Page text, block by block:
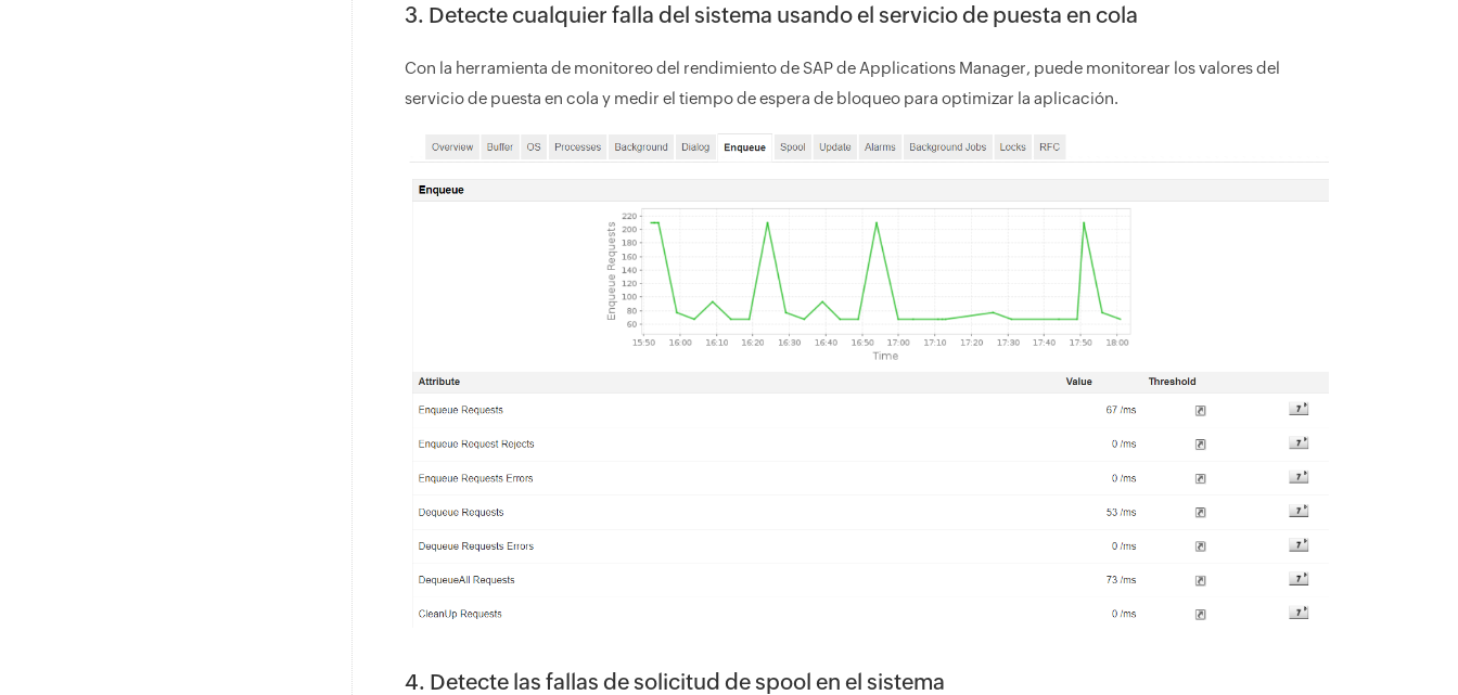
3. Detecte cualquier falla del sistema usando el servicio de puesta en cola
Con la herramienta de monitoreo del rendimiento de SAP de Applications Manager, puede monitorear los valores del
servicio de puesta en cola y medir el tiempo de espera de bloqueo para optimizar la aplicación.
4. Detecte las fallas de solicitud de spool en el sistema